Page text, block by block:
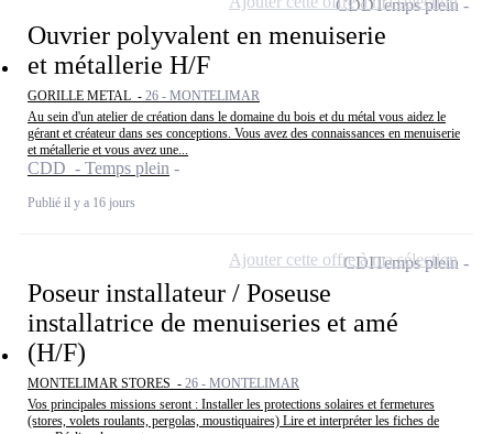
Ouvrier polyvalent en menuiserie
et métallerie H/F
GORILLE METAL - 26 - MONTELIMAR
Au sein d'un atelier de création dans le domaine du bois et du métal vous aidez le
gérant et créateur dans ses conceptions. Vous avez des connaissances en menuiserie
et métallerie et vous avez une...
CDD - Temps plein
Publié il y a 16 jours
CDDTemps plein
Poseur installateur / Poseuse
installatrice de menuiseries et amé
(H/F)
MONTELIMAR STORES - 26 - MONTELIMAR
Vos principales missions seront : Installer les protections solaires et fermetures
(stores, volets roulants, pergolas, moustiquaires) Lire et interpréter les fiches de
CDITemps plein
Ajouter cette offre à ma sélection